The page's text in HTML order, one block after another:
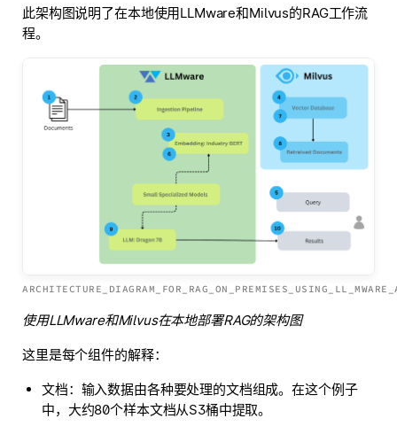
此架构图说明了在本地使用LLMware和Milvus的RAG工作流
程。
使用LLMware和Milvus在本地部署RAG的架构图
这里是每个组件的解释：
文档：输入数据由各种要处理的文档组成。在这个例子
中，大约80个样本文档从S3桶中提取。